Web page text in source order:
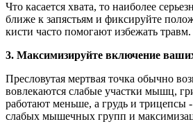
Что касается хвата, то наиболее
ближе к запястьям и фиксируйте
кисти часто помогают избежать травм.
3. Максимизируйте включение
Пресловутая мертвая точка обычно
вовлекаются слабые участки мышц,
работают меньше, а грудь и трицепсы
слабых мышечных групп и